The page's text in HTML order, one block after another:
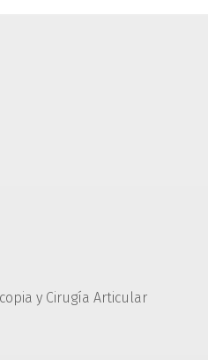
y Cirugía Articular